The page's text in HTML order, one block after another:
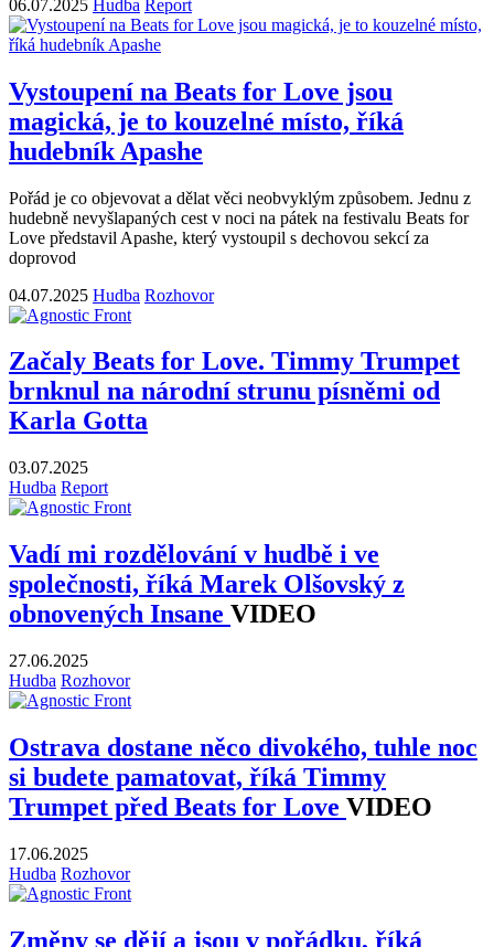
06.07.2025 Hudba Report
Vystoupení na Beats for Love jsou
magická, je to kouzelné místo, říká
hudebník Apashe
Pořád je co objevovat a dělat věci neobvyklým způsobem. Jednu z
hudebně nevyšlapaných cest v noci na pátek na festivalu Beats for
Love představil Apashe, který vystoupil s dechovou sekcí za
doprovod
04.07.2025 Hudba Rozhovor
Začaly Beats for Love. Timmy Trumpet
brnknul na národní strunu písněmi od
Karla Gotta
03.07.2025
Hudba Report
Vadí mi rozdělování v hudbě i ve
společnosti, říká Marek Olšovský z
obnovených Insane VIDEO
27.06.2025
Hudba Rozhovor
Ostrava dostane něco divokého, tuhle noc
si budete pamatovat, říká Timmy
Trumpet před Beats for Love VIDEO
17.06.2025
Hudba Rozhovor
Změny se dějí a jsou v pořádku, říká